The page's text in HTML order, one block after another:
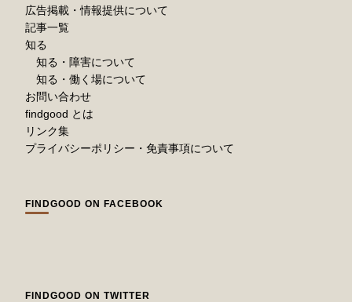
広告掲載・情報提供について
記事一覧
知る
知る・障害について
知る・働く場について
お問い合わせ
findgood とは
リンク集
プライバシーポリシー・免責事項について
FINDGOOD ON FACEBOOK
FINDGOOD ON TWITTER